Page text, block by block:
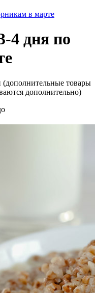
в марте
4 дня по
товары
дополнительно)